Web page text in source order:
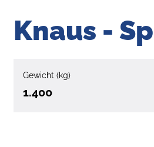
Knaus -
Gewicht (kg)
1.400